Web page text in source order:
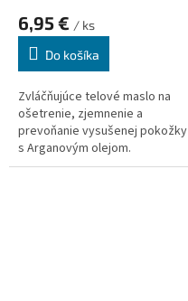
6,95 € / ks
Do košíka
Zvláčňujúce telové maslo na
ošetrenie, zjemnenie a
prevoňanie vysušenej pokožky
s Arganovým olejom.